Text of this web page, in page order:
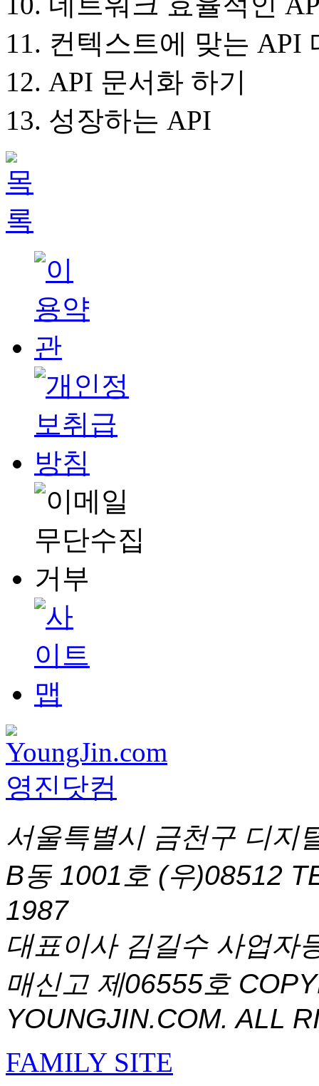
11. 컨텍스트에 맞는 API
12. API 문서화 하기
13. 성장하는 API
서울특별시 금천구 디지
B동 1001호 (우)08512
1987
대표이사 김길수 사업자
매신고 제06555호
YOUNGJIN.COM. ALL
FAMILY SITE